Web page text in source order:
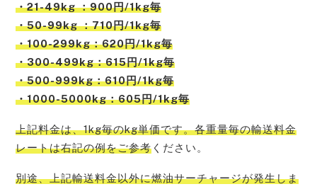
・21-49kg ：900円/1kg毎
・50-99kg ：710円/1kg毎
・100-299kg：620円/1kg毎
・300-499kg：615円/1kg毎
・500-999kg：610円/1kg毎
・1000-5000kg：605円/1kg毎
上記料金は、1kg毎のkg単価です。各重量毎の輸送料金
レートは右記の例をご参考 ください。
別途、上記輸送料金以外に燃油サーチャージが発生しま